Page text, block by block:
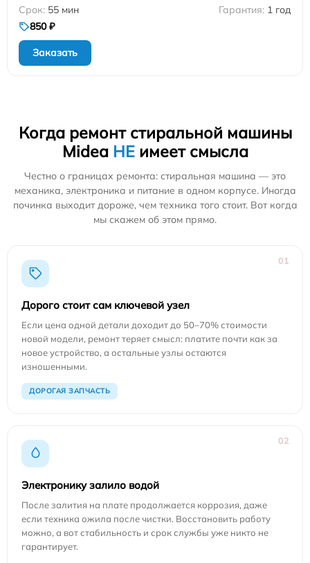
55 мин
1 год
850 ₽
Заказать
Когда ремонт стиральной машины
Midea НЕимеет смысла
Честно о границах ремонта: стиральная машина — это
механика, электроника и питание в одном корпусе. Иногда
починка выходит дороже, чем техника того стоит. Вот когда
мы скажем об этом прямо.
01
Дорого стоит сам ключевой узел
Если цена одной детали доходит до 50–70% стоимости
новой модели, ремонт теряет смысл: платите почти как за
новое устройство, а остальные узлы остаются
изношенными.
ДОРОГАЯ ЗАПЧАСТЬ
02
Электронику залило водой
После залития на плате продолжается коррозия, даже
если техника ожила после чистки. Восстановить работу
можно, а вот стабильность и срок службы уже никто не
гарантирует.